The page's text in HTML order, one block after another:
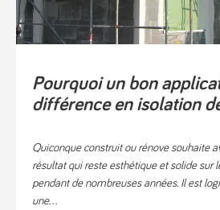
Pourquoi un bon
différence en isolation
Quiconque construit ou rénove souhaite
résultat qui reste esthétique et solide sur
pendant de nombreuses années. Il est
une...